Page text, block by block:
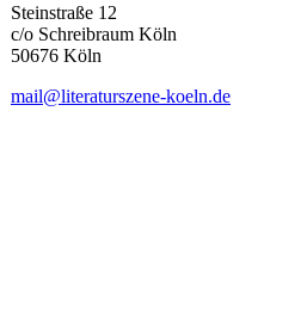
Steinstraße 12
c/o Schreibraum Köln
50676 Köln
mail@literaturszene-koeln.de